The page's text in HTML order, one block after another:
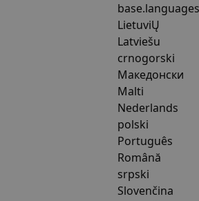
LietuviŲ
Latviešu
crnogorski
Македонски
Malti
Nederlands
polski
Português
Română
srpski
Slovenčina